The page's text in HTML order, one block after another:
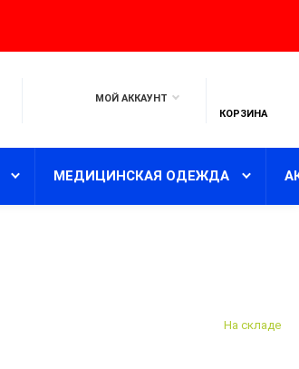
МОЙ АККАУНТ
КОРЗИНА
МЕДИЦИНСКАЯ ОДЕЖДА
На складе